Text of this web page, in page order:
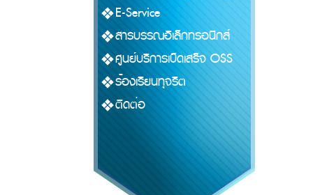
E-Service
สารบรรณอิเล็กทรอนิกส์
ศูนย์บริการเบ็ดเสร็จ OSS
ร้องเรียนทุจริต
ติดต่อ